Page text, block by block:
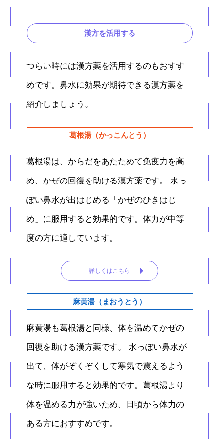
漢方を活用する
つらい時には漢方薬を活用するのもおすす
めです。鼻水に効果が期待できる漢方薬を
紹介しましょう。
葛根湯（かっこんとう）
葛根湯は、からだをあたためて免疫力を高
め、かぜの回復を助ける漢方薬です。 水っ
ぽい鼻水が出はじめる「かぜのひきはじ
め」に服用すると効果的です。体力が中等
度の方に適しています。
詳しくはこちら
麻黄湯（まおうとう）
麻黄湯も葛根湯と同様、体を温めてかぜの
回復を助ける漢方薬です。 水っぽい鼻水が
出て、体がぞくぞくして寒気で震えるよう
な時に服用すると効果的です。葛根湯より
体を温める力が強いため、日頃から体力の
ある方におすすめです。